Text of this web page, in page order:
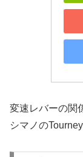
変速レバーの関
シマノの